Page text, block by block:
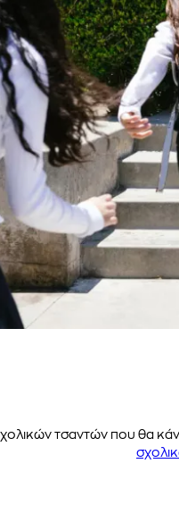
τσαντών που θα